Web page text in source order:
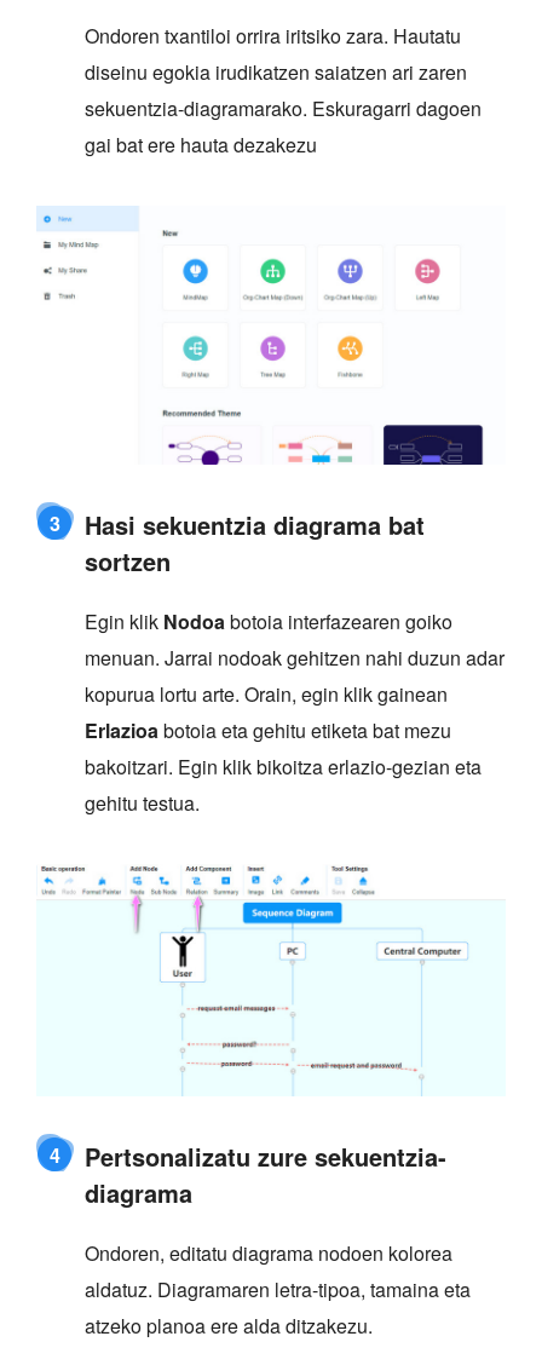
Ondoren txantiloi orrira iritsiko zara. Hautatu
diseinu egokia irudikatzen saiatzen ari zaren
sekuentzia-diagramarako. Eskuragarri dagoen
gai bat ere hauta dezakezu
3
Hasi sekuentzia diagrama bat
sortzen
Egin klik Nodoabotoia interfazearen goiko
menuan. Jarrai nodoak gehitzen nahi duzun adar
kopurua lortu arte. Orain, egin klik gainean
Erlazioabotoia eta gehitu etiketa bat mezu
bakoitzari. Egin klik bikoitza erlazio-gezian eta
gehitu testua.
4
Pertsonalizatu zure sekuentzia-
diagrama
Ondoren, editatu diagrama nodoen kolorea
aldatuz. Diagramaren letra-tipoa, tamaina eta
atzeko planoa ere alda ditzakezu.